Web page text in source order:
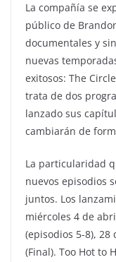
La compañía se
público de
documentales y
nuevas
exitosos: The
trata de dos
lanzado sus
cambiarán de
La particularidad
nuevos episodios
juntos. Los
miércoles 4 de
(episodios 5-8), 28
(Final). Too Hot to